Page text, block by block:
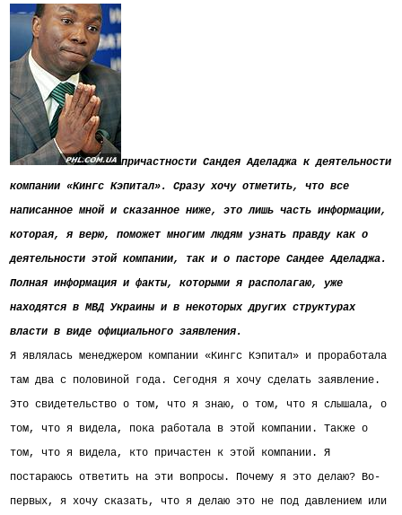
причастности Сандея Аделаджа к деятельности
компании «Кингс Кэпитал». Сразу хочу отметить, что все
написанное мной и сказанное ниже, это лишь часть информации,
которая, я верю, поможет многим людям узнать правду как о
деятельности этой компании, так и о пасторе Сандее Аделаджа.
Полная информация и факты, которыми я располагаю, уже
находятся в МВД Украины и в некоторых других структурах
власти в виде официального заявления.
Я являлась менеджером компании «Кингс Кэпитал» и проработала
там два с половиной года.
Сегодня я хочу сделать заявление.
Это свидетельство о том, что я знаю, о том, что я слышала, о
том, что я видела, пока работала в этой компании. Также о
том, что я видела, кто причастен к этой компании. Я
постараюсь ответить на эти вопросы. Почему я это делаю? Во-
первых, я хочу сказать, что я делаю это не под давлением или